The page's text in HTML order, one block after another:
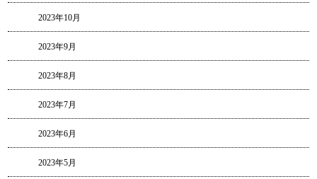
2023年10月
2023年9月
2023年8月
2023年7月
2023年6月
2023年5月